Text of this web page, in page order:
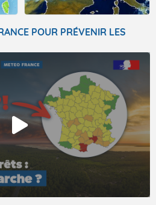
POUR PRÉVENIR LES